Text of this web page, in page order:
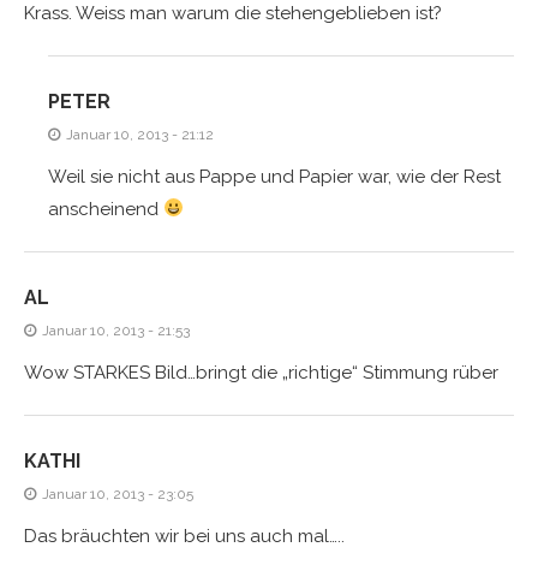
Krass. Weiss man warum die stehengeblieben ist?
PETER
Januar 10, 2013 - 21:12
Weil sie nicht aus Pappe und Papier war, wie der Rest
anscheinend
AL
Januar 10, 2013 - 21:53
Wow STARKES Bild…bringt die „richtige“ Stimmung rüber
KATHI
Januar 10, 2013 - 23:05
Das bräuchten wir bei uns auch mal…..